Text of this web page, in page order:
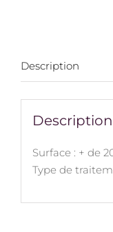
Description
Description
Surface : + de
Type de